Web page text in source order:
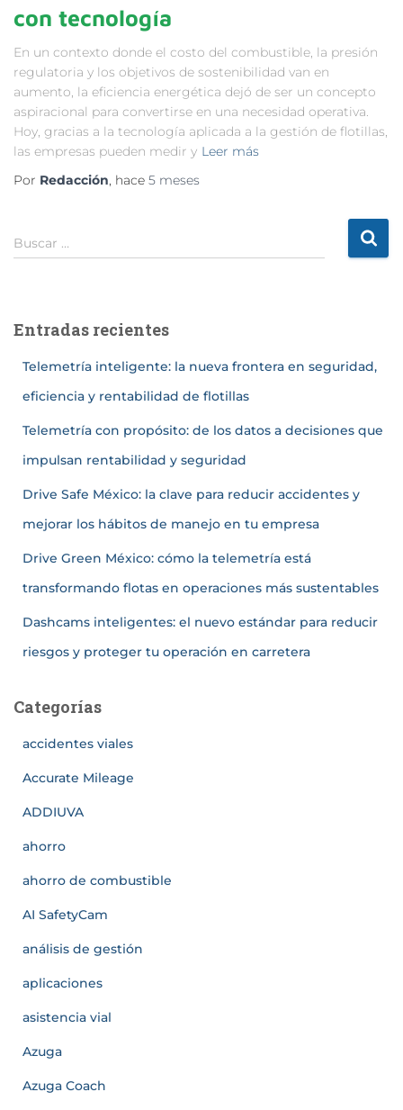
con tecnología
En un contexto donde el costo del combustible, la presión
regulatoria y los objetivos de sostenibilidad van en
aumento, la eficiencia energética dejó de ser un concepto
aspiracional para convertirse en una necesidad operativa.
Hoy, gracias a la tecnología aplicada a la gestión de flotillas,
las empresas pueden medir y Leer más
Por Redacción, hace 5 meses
Buscar …
Entradas recientes
Telemetría inteligente: la nueva frontera en seguridad,
eficiencia y rentabilidad de flotillas
Telemetría con propósito: de los datos a decisiones que
impulsan rentabilidad y seguridad
Drive Safe México: la clave para reducir accidentes y
mejorar los hábitos de manejo en tu empresa
Drive Green México: cómo la telemetría está
transformando flotas en operaciones más sustentables
Dashcams inteligentes: el nuevo estándar para reducir
riesgos y proteger tu operación en carretera
Categorías
accidentes viales
Accurate Mileage
ADDIUVA
ahorro
ahorro de combustible
AI SafetyCam
análisis de gestión
aplicaciones
asistencia vial
Azuga
Azuga Coach